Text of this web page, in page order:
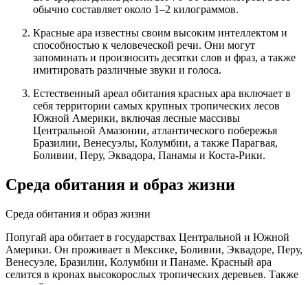
обычно составляет около 1–2 килограммов.
Красные ара известны своим высоким интеллектом и
способностью к человеческой речи. Они могут
запоминать и произносить десятки слов и фраз, а также
имитировать различные звуки и голоса.
Естественный ареал обитания красных ара включает в
себя территории самых крупных тропических лесов
Южной Америки, включая лесные массивы
Центральной Амазонии, атлантического побережья
Бразилии, Венесуэлы, Колумбии, а также Парагвая,
Боливии, Перу, Эквадора, Панамы и Коста-Рики.
Среда обитания и образ жизни
Среда обитания и образ жизни
Попугай ара обитает в государствах Центральной и Южной
Америки. Он проживает в Мексике, Боливии, Эквадоре, Перу,
Венесуэле, Бразилии, Колумбии и Панаме. Красный ара
селится в кронах высокорослых тропических деревьев. Также